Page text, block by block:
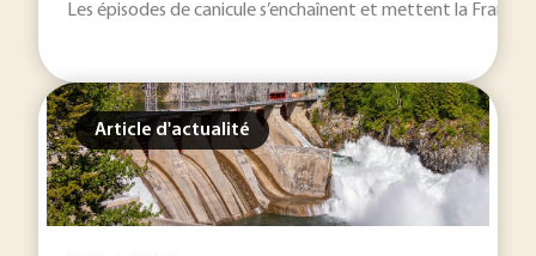
Les épisodes de canicule s’enchaînent et mettent la France
Article d'actualité